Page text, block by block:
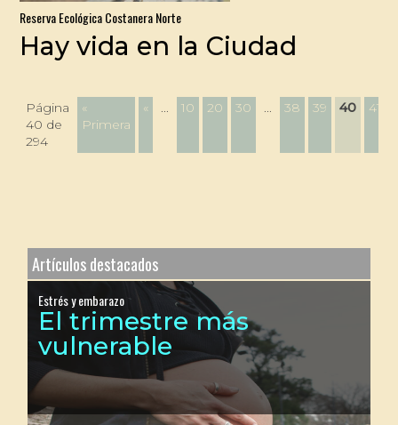
Reserva Ecológica Costanera Norte
Hay vida en la Ciudad
Página
40 de
294
«
Primera
« ... 10 20 30 ... 38 39 40 41
Artículos destacados
Estrés y embarazo
El trimestre más
vulnerable